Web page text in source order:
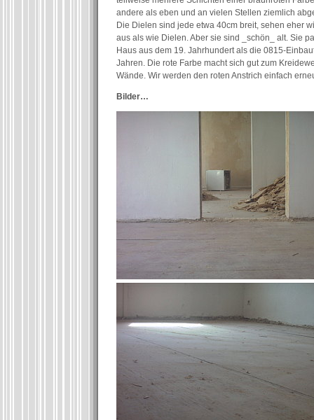
andere als eben und an vielen Stellen ziemlich
Die Dielen sind jede etwa 40cm breit, sehen eher
aus als wie Dielen. Aber sie sind _schön_ alt. Sie
Haus aus dem 19. Jahrhundert als die 0815-
Jahren. Die rote Farbe macht sich gut zum
Wände. Wir werden den roten Anstrich einfach
Bilder…